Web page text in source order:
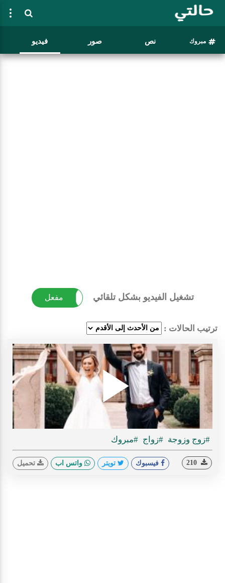
مبروك نص صور فيديو
تشغيل الفيديو بشكل تلقائي مفعل غير مفعل
ترتيب الحالات :
Play
#زوج وزوجة #زواج #مبروك
فيسبوك تويتر واتس اب تحميل